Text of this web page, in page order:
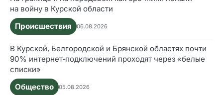
на войну в Курской области
Происшествия
06.08.2026
В Курской, Белгородской и Брянской областях почти
90% интернет‑подключений проходят через «белые
списки»
Общество
05.08.2026